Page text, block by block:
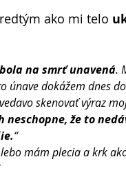
ako mi telo
na smrť unavená.
únave dokážem dnes
skenovať výraz
neschopne, že to
“
mám plecia a krk